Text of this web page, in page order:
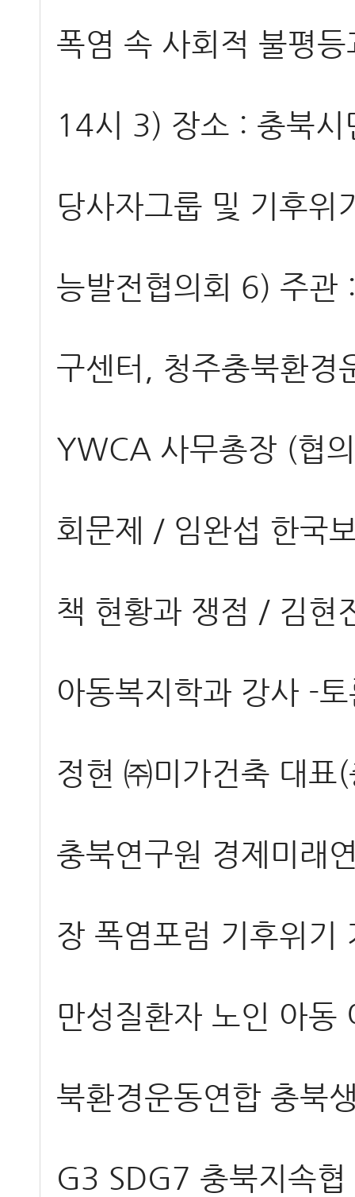
폭염 속 사회적 불평
14시 3) 장소 : 충북
당사자그룹 및 기후
능발전협의회 6) 주관
구센터, 청주충북환
YWCA 사무총장 (협
회문제 / 임완섭 한국
책 현황과 쟁점 / 김현
아동복지학과 강사 -
정현 ㈜미가건축 대표
충북연구원 경제미래
장 폭염포럼 기후위기
만성질환자 노인 아동
북환경운동연합 충북
G3 SDG7 충북지속협